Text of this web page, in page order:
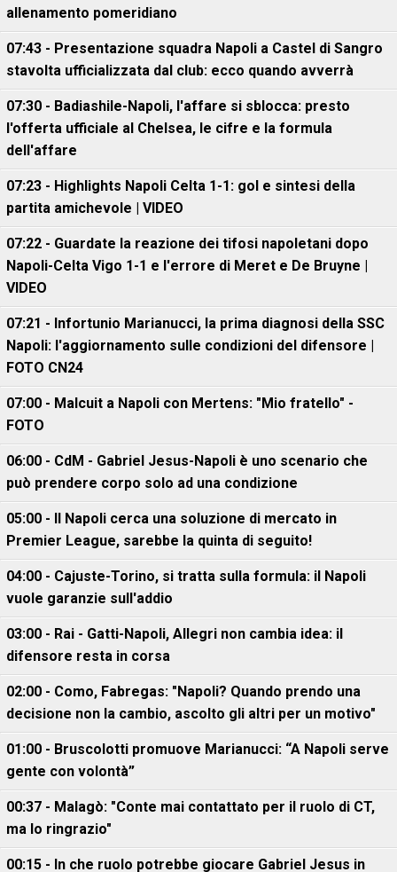
allenamento pomeridiano
07:43 - Presentazione squadra Napoli a Castel di Sangro
stavolta ufficializzata dal club: ecco quando avverrà
07:30 - Badiashile-Napoli, l'affare si sblocca: presto
l'offerta ufficiale al Chelsea, le cifre e la formula
dell'affare
07:23 - Highlights Napoli Celta 1-1: gol e sintesi della
partita amichevole | VIDEO
07:22 - Guardate la reazione dei tifosi napoletani dopo
Napoli-Celta Vigo 1-1 e l'errore di Meret e De Bruyne |
VIDEO
07:21 - Infortunio Marianucci, la prima diagnosi della SSC
Napoli: l'aggiornamento sulle condizioni del difensore |
FOTO CN24
07:00 - Malcuit a Napoli con Mertens: "Mio fratello" -
FOTO
06:00 - CdM - Gabriel Jesus-Napoli è uno scenario che
può prendere corpo solo ad una condizione
05:00 - Il Napoli cerca una soluzione di mercato in
Premier League, sarebbe la quinta di seguito!
04:00 - Cajuste-Torino, si tratta sulla formula: il Napoli
vuole garanzie sull'addio
03:00 - Rai - Gatti-Napoli, Allegri non cambia idea: il
difensore resta in corsa
02:00 - Como, Fabregas: "Napoli? Quando prendo una
decisione non la cambio, ascolto gli altri per un motivo"
01:00 - Bruscolotti promuove Marianucci: “A Napoli serve
gente con volontà”
00:37 - Malagò: "Conte mai contattato per il ruolo di CT,
ma lo ringrazio"
00:15 - In che ruolo potrebbe giocare Gabriel Jesus in